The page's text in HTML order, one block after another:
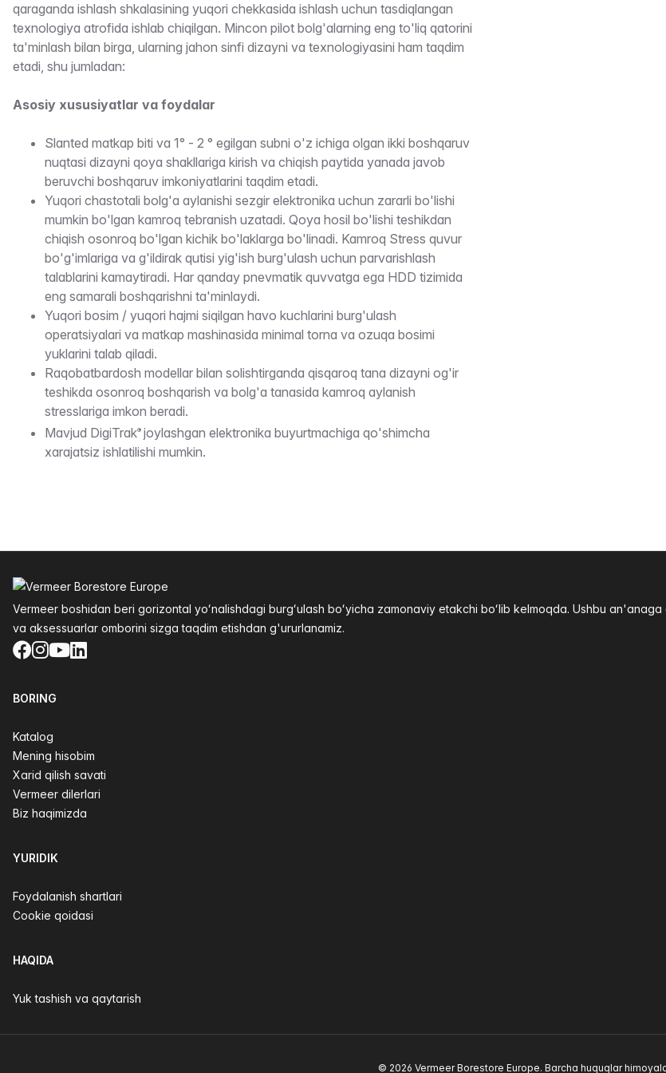
qaraganda ishlash shkalasining yuqori chekkasida ishlash uchun tasdiqlangan
texnologiya atrofida ishlab chiqilgan. Mincon pilot bolg'alarning eng to'liq qatorini
ta'minlash bilan birga, ularning jahon sinfi dizayni va texnologiyasini ham taqdim
etadi, shu jumladan:
Asosiy xususiyatlar va foydalar
Slanted matkap biti va 1° - 2 ° egilgan subni o'z ichiga olgan ikki boshqaruv
nuqtasi dizayni qoya shakllariga kirish va chiqish paytida yanada javob
beruvchi boshqaruv imkoniyatlarini taqdim etadi.
Yuqori chastotali bolg'a aylanishi sezgir elektronika uchun zararli bo'lishi
mumkin bo'lgan kamroq tebranish uzatadi. Qoya hosil bo'lishi teshikdan
chiqish osonroq bo'lgan kichik bo'laklarga bo'linadi. Kamroq Stress quvur
bo'g'imlariga va g'ildirak qutisi yig'ish burg'ulash uchun parvarishlash
talablarini kamaytiradi. Har qanday pnevmatik quvvatga ega HDD tizimida
eng samarali boshqarishni ta'minlaydi.
Yuqori bosim / yuqori hajmi siqilgan havo kuchlarini burg'ulash
operatsiyalari va matkap mashinasida minimal torna va ozuqa bosimi
yuklarini talab qiladi.
Raqobatbardosh modellar bilan solishtirganda qisqaroq tana dizayni og'ir
teshikda osonroq boshqarish va bolg'a tanasida kamroq aylanish
stresslariga imkon beradi.
Mavjud DigiTrak® joylashgan elektronika buyurtmachiga qo'shimcha
xarajatsiz ishlatilishi mumkin.
Vermeer boshidan beri gorizontal yoʻnalishdagi burgʻulash boʻyicha zamonaviy etakchi boʻlib kelmoqda. Ushbu
va aksessuarlar omborini sizga taqdim etishdan g'ururlanamiz.
Facebook
Instagram
YouTube
LinkedIn
BORING
Katalog
Mening hisobim
Xarid qilish savati
Vermeer dilerlari
Biz haqimizda
YURIDIK
Foydalanish shartlari
Cookie qoidasi
HAQIDA
Yuk tashish va qaytarish
© 2026 Vermeer Borestore Europe. Barcha huquqlar